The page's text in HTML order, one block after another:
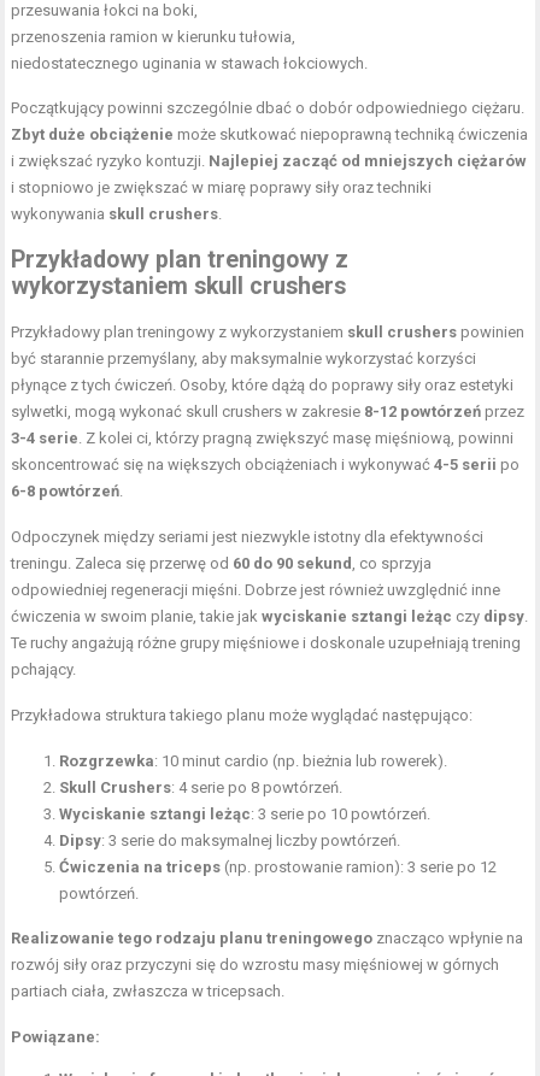
przesuwania łokci na boki,
przenoszenia ramion w kierunku tułowia,
niedostatecznego uginania w stawach łokciowych.
Początkujący powinni szczególnie dbać o dobór odpowiedniego ciężaru.
Zbyt duże obciążenie może skutkować niepoprawną techniką ćwiczenia
i zwiększać ryzyko kontuzji. Najlepiej zacząć od mniejszych ciężarów
i stopniowo je zwiększać w miarę poprawy siły oraz techniki
wykonywania skull crushers.
Przykładowy plan treningowy z
wykorzystaniem skull crushers
Przykładowy plan treningowy z wykorzystaniem skull crushers powinien
być starannie przemyślany, aby maksymalnie wykorzystać korzyści
płynące z tych ćwiczeń. Osoby, które dążą do poprawy siły oraz estetyki
sylwetki, mogą wykonać skull crushers w zakresie 8-12 powtórzeń przez
3-4 serie. Z kolei ci, którzy pragną zwiększyć masę mięśniową, powinni
skoncentrować się na większych obciążeniach i wykonywać4-5 serii po
6-8 powtórzeń.
Odpoczynek między seriami jest niezwykle istotny dla efektywności
treningu. Zaleca się przerwę od 60 do 90 sekund , co sprzyja
odpowiedniej regeneracji mięśni. Dobrze jest również uwzględnić inne
ćwiczenia w swoim planie, takie jakwyciskanie sztangi leżąc czy dipsy.
Te ruchy angażują różne grupy mięśniowe i doskonale uzupełniają trening
pchający.
Przykładowa struktura takiego planu może wyglądać następująco:
Rozgrzewka: 10 minut cardio (np. bieżnia lub rowerek).
Skull Crushers: 4 serie po 8 powtórzeń.
Wyciskanie sztangi leżąc: 3 serie po 10 powtórzeń.
Dipsy: 3 serie do maksymalnej liczby powtórzeń.
Ćwiczenia na triceps (np. prostowanie ramion): 3 serie po 12
powtórzeń.
Realizowanie tego rodzaju planu treningowego znacząco wpłynie na
rozwój siły oraz przyczyni się do wzrostu masy mięśniowej w górnych
partiach ciała, zwłaszcza w tricepsach.
Powiązane: